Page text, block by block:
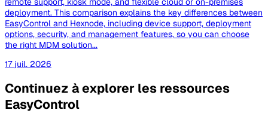
deployment. This comparison explains the key differences between
EasyControl and Hexnode, including device support, deployment
options, security, and management features, so you can choose
the right MDM solution...
17 juil. 2026
Continuez à explorer les ressources
EasyControl